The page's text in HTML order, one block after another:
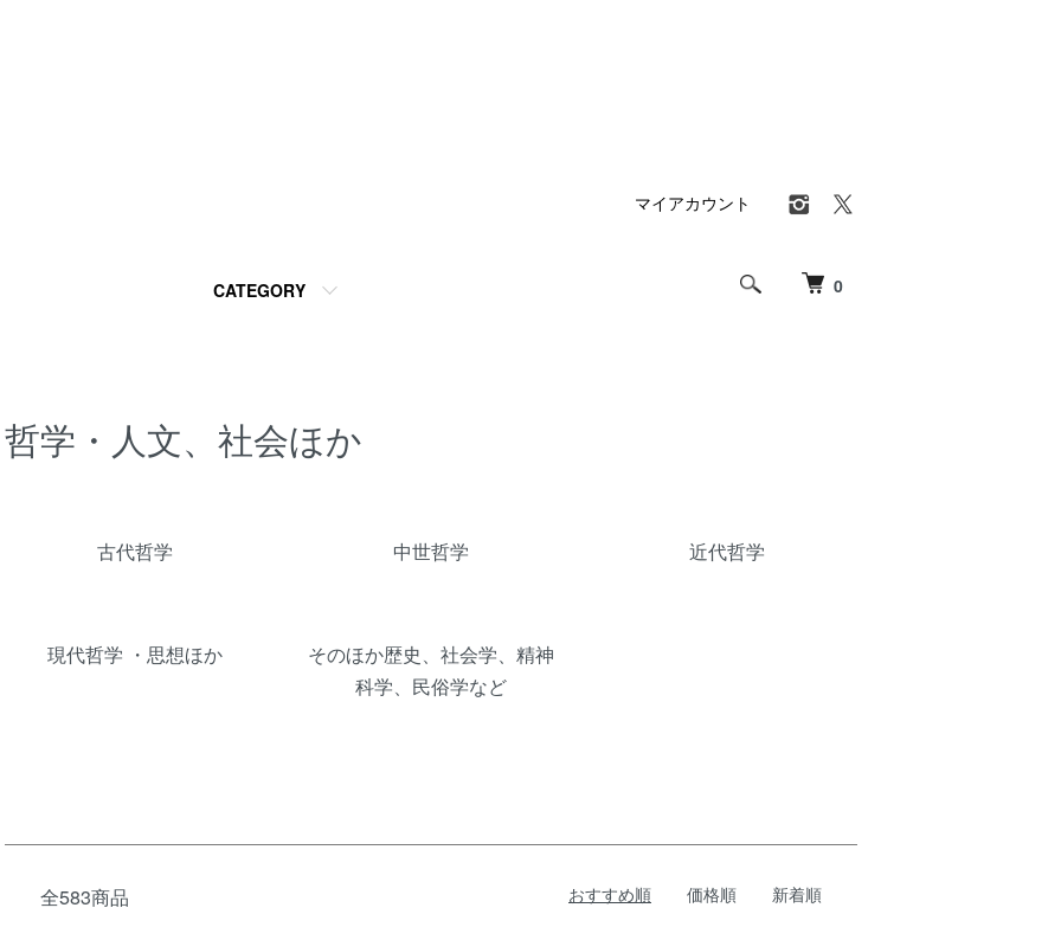
0
CATEGORY
マイアカウント
哲学・人文、社会ほか
古代哲学
中世哲学 近代哲学
現代哲学 ・思想ほか
そのほか歴史、社会学、精神
科学、民俗学など
全583商品 おすすめ順 価格順 新着順